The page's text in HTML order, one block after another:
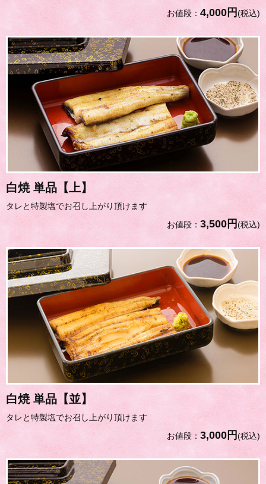
お値段： 4,000円(税込)
白焼 単品【上】
タレと特製塩でお召し上がり頂けます
お値段： 3,500円(税込)
白焼 単品【並】
タレと特製塩でお召し上がり頂けます
お値段： 3,000円(税込)